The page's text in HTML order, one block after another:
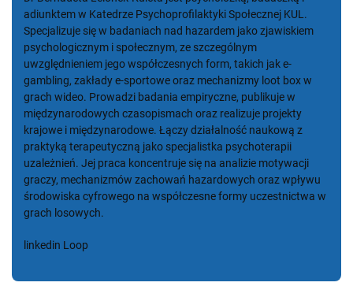
adiunktem w Katedrze Psychoprofilaktyki Społecznej KUL.
Specjalizuje się w badaniach nad hazardem jako zjawiskiem
psychologicznym i społecznym, ze szczególnym
uwzględnieniem jego współczesnych form, takich jak e-
gambling, zakłady e-sportowe oraz mechanizmy loot box w
grach wideo. Prowadzi badania empiryczne, publikuje w
międzynarodowych czasopismach oraz realizuje projekty
krajowe i międzynarodowe. Łączy działalność naukową z
praktyką terapeutyczną jako specjalistka psychoterapii
uzależnień. Jej praca koncentruje się na analizie motywacji
graczy, mechanizmów zachowań hazardowych oraz wpływu
środowiska cyfrowego na współczesne formy uczestnictwa w
grach losowych.
linkedin Loop